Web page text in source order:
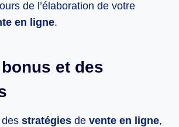
de l’élaboration de votre
en ligne.
et des
desstratégies devente en ligne,